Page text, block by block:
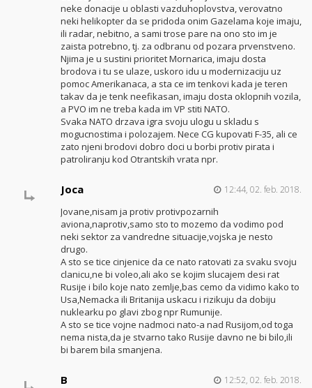
neke donacije u oblasti vazduhoplovstva, verovatno
neki helikopter da se pridoda onim Gazelama koje imaju,
ili radar, nebitno, a sami trose pare na ono sto im je
zaista potrebno, tj. za odbranu od pozara prvenstveno.
Njima je u sustini prioritet Mornarica, imaju dosta
brodova i tu se ulaze, uskoro idu u modernizaciju uz
pomoc Amerikanaca, a sta ce im tenkovi kada je teren
takav da je tenk neefikasan, imaju dosta oklopnih vozila,
a PVO im ne treba kada im VP stiti NATO.
Svaka NATO drzava igra svoju ulogu u skladu s
mogucnostima i polozajem. Nece CG kupovati F-35, ali ce
zato njeni brodovi dobro doci u borbi protiv pirata i
patroliranju kod Otrantskih vrata npr.
Joca 12:44, 02. feb. 2018.
Jovane,nisam ja protiv protivpozarnih
aviona,naprotiv,samo sto to mozemo da vodimo pod
neki sektor za vandredne situacije,vojska je nesto
drugo.
A sto se tice cinjenice da ce nato ratovati za svaku svoju
clanicu,ne bi voleo,ali ako se kojim slucajem desi rat
Rusije i bilo koje nato zemlje,bas cemo da vidimo kako to
Usa,Nemacka ili Britanija uskacu i rizikuju da dobiju
nuklearku po glavi zbog npr Rumunije.
A sto se tice vojne nadmoci nato-a nad Rusijom,od toga
nema nista,da je stvarno tako Rusije davno ne bi bilo,ili
bi barem bila smanjena.
B 12:52, 02. feb. 2018.